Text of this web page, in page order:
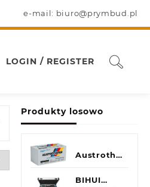
e-mail: biuro@prymbud.pl
LOGIN / REGISTER
Produkty losowo
Austrotherm
FASSADA
BIHUI